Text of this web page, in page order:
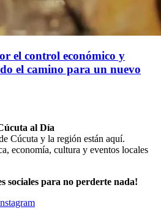
el control económico y
el camino para un nuevo
al Día
Cúcuta y la región están aquí.
economía, cultura y eventos locales
sociales para no perderte nada!